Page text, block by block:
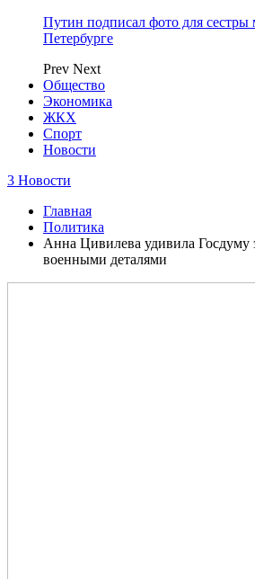
Путин подписал фото для
Петербурге
Prev Next
Общество
Экономика
ЖКХ
Спорт
Новости
3 Новости
Главная
Политика
Анна Цивилева удивила Госдуму
военными деталями